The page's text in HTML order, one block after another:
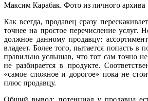
Максим Карабак. Фото из личного архива
Как всегда, продавец сразу
точнее на простое перечисление услуг.
должное данному продавцу:
владеет. Более того, пытается попасть в
правильно услышав, что тот сам точно не
не разбирается в продукте.
«самое сложное и дорогое» пока не
плюс продавцу.
Общий вывод: потенциал у продавца